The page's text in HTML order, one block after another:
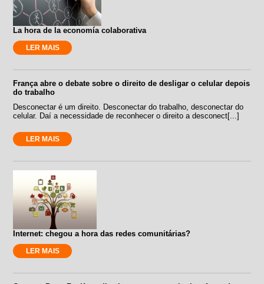
La hora de la economía colaborativa
LER MAIS
França abre o debate sobre o direito de desligar o celular depois
do trabalho
Desconectar é um direito. Desconectar do trabalho, desconectar do
celular. Daí a necessidade de reconhecer o direito a desconect[...]
LER MAIS
Internet: chegou a hora das redes comunitárias?
LER MAIS